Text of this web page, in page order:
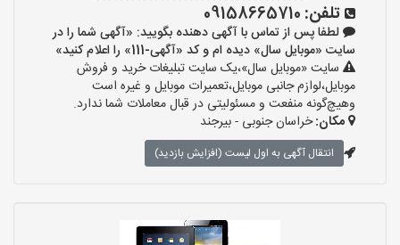
تلفن: 09158665710
لطفا پس از تماس با آگهی دهنده بگویید: «آگهی شما را در
سایت «موبایل سال» دیده ام و کد «آگهی-111» را اعلام کنید»
سایت «موبایل سال»،یک سایت تبلیغات خرید و فروش
موبایل،لوازم جانبی موبایل،تعمیرات موبایل و غیره است
وهیچ‌گونه منفعت و مسئولیتی در قبال معاملات شما ندارد.
مکان:خراسان جنوبی - بیرجند
انتقال آگهی به اول لیست (افزایش بازدید)